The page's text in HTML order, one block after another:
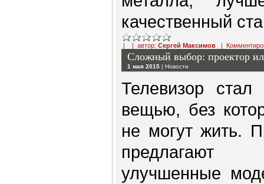
качественный
| | автор: Сергей Максимов |
Сложный выбор: проектор
1 мая 2015 | Новости
Телевизор стал
вещью, без
не могут жить.
предлагают
улучшенные